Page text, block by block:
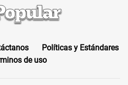
Políticas y Estándares
de uso